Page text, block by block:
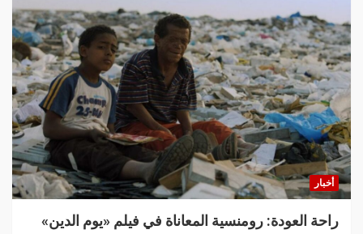
أخبار
راحة العودة: رومنسية المعاناة في فيلم «يوم الدين»